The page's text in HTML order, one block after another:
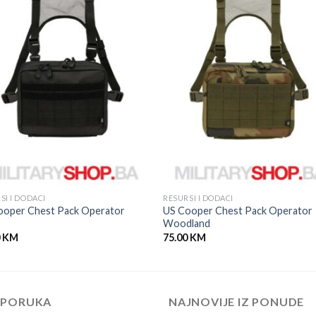
I DODACI
Chest Pack Operator
KM
RESURSI I DODACI
US Cooper Chest Pack Operator
Woodland
75.00KM
NAJNOVIJE IZ PONUDE